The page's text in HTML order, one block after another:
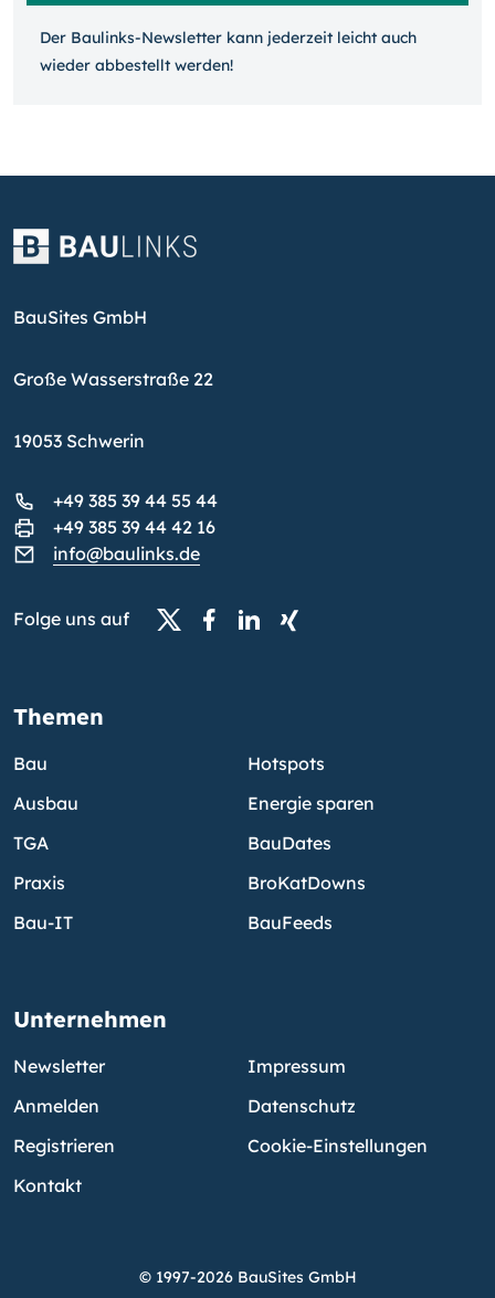
Der Baulinks-Newsletter kann jeder­zeit leicht auch
wieder ab­bestellt werden!
BauSites GmbH
Große Wasserstraße 22
19053 Schwerin
+49 385 39 44 55 44
+49 385 39 44 42 16
info@baulinks.de
Folge uns auf
Themen
Bau
Ausbau
TGA
Praxis
Bau-IT
Hotspots
Energie sparen
BauDates
BroKatDowns
BauFeeds
Unternehmen
Newsletter
Anmelden
Registrieren
Kontakt
Impressum
Datenschutz
Cookie-Einstellungen
© 1997-2026 BauSites GmbH